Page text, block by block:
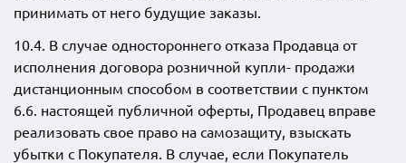
принимать от него будущие заказы.
10.4. В случае одностороннего отказа Продавца от
исполнения договора розничной купли- продажи
дистанционным способом в соответствии с пунктом
6.6. настоящей публичной оферты, Продавец вправе
реализовать свое право на самозащиту, взыскать
убытки с Покупателя. В случае, если Покупатель